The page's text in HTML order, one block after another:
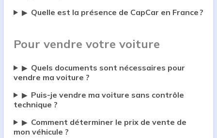
▶ Quelle est la présence de CapCar en France ?
Pour vendre votre voiture
▶ Quels documents sont nécessaires pour
vendre ma voiture ?
▶ Puis-je vendre ma voiture sans contrôle
technique ?
▶ Comment déterminer le prix de vente de
mon véhicule ?